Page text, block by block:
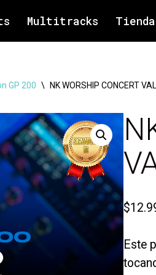
Multitracks Tienda
GP 200 \ NK WORSHIP CONCERT
$
Este